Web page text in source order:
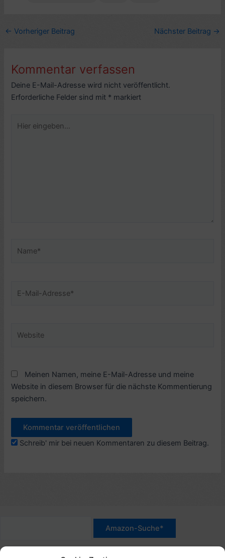
← Vorheriger Beitrag Nächster Beitrag →
Kommentar verfassen
Deine E-Mail-Adresse wird nicht veröffentlicht.
Erforderliche Felder sind mit * markiert
eingeben…
Mail-
Meinen Namen, meine E-Mail-Adresse und meine
Website in diesem Browser für die nächste Kommentierung
speichern.
Schreib' mir bei neuen Kommentaren zu diesem Beitrag.
*Werbehinweis für Links mit Hinweis "Amazon-Werbelink(s)",